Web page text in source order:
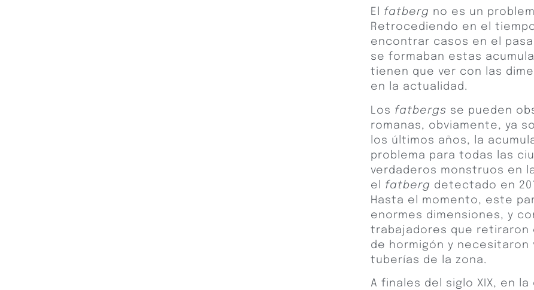
El fatberg no es un
Retrocediendo en el
encontrar casos en el
se formaban estas
tienen que ver con las
en la actualidad.
Los fatbergs se pueden
romanas, obviamente, ya
los últimos años, la
problema para todas las
verdaderos monstruos en
el fatberg detectado en
Hasta el momento, este
enormes dimensiones, y
trabajadores que retiraron
de hormigón y necesitaron
tuberías de la zona.
A finales del siglo XIX, en